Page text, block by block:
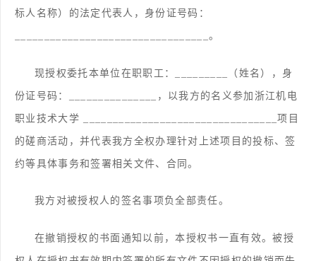
标人名称）的法定代表人，身份证号码：
_________________________________。
现授权委托本单位在职职工： _________（姓名），身
份证号码：_______________，以我方的名义参加浙江机电
职业技术 大学 _________________________________项目
的磋商活动，并代表我方全权办理针对上述项目的投标、签
约等具体事务和签署相关文件、合同。
我方对被授权人的签名事项负全部责任。
在撤销授权的书面通知以前，本授权书一直有效。被授